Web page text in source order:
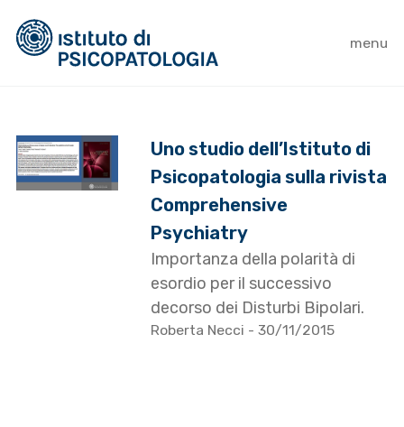
menu
Uno studio dell’Istituto di
Psicopatologia sulla rivista
Comprehensive
Psychiatry
Importanza della polarità di
esordio per il successivo
decorso dei Disturbi Bipolari.
Roberta Necci - 30/11/2015